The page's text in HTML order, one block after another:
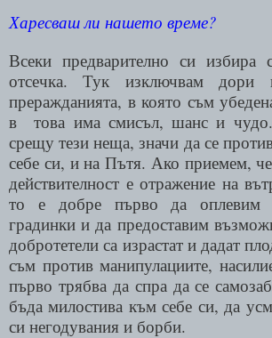
Харесваш ли нашето време?
Всеки предварително си избира
отсечка. Тук изключвам дори
преражданията, в която съм
в
това има смисъл, шанс и
срещу тези неща, значи да се
себе си, и на Пътя. Ако приемем,
действителност е отражение на
то е добре първо да оплевим
градинки и да предоставим
добротетели са израстат и дадат
съм против манипулациите,
първо трябва да спра да се
бъда милостива към себе си, да
си негодувания и борби.